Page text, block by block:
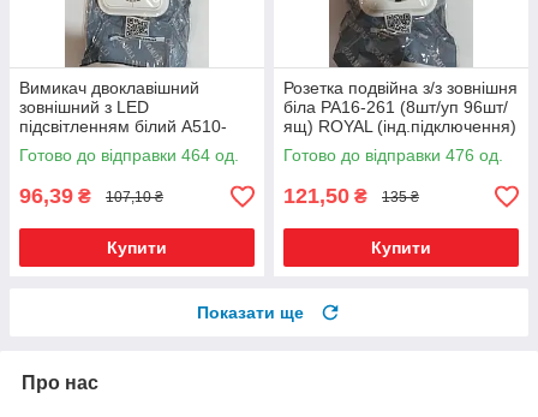
Вимикач двоклавішний
зовнішний з LED
підсвітленням білий А510-
215 (20шт/уп 240шт/ящ)
ROYAL (19956)*
Готово до відправки 464 од.
96,39 ₴ 107,10 ₴
Купити
Розетка подвійна з/з зовнішня
біла РА16-261 (8шт/уп 96шт/
ящ) ROYAL (інд.підключення)
(19960)*
Готово до відправки 476 од.
121,50 ₴ 135 ₴
Купити
Показати ще
Про нас